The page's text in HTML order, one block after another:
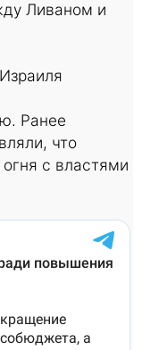
Ливаном и
Ранее
что
с властями